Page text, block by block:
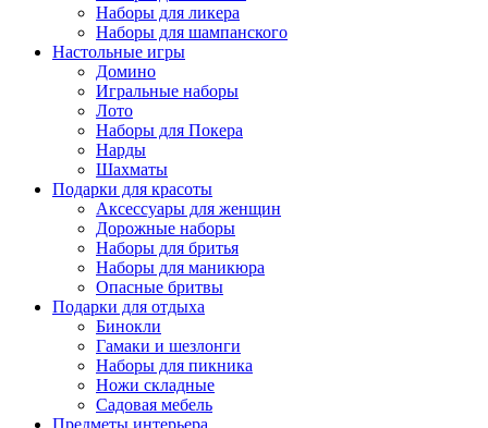
Наборы для ликера
Наборы для шампанского
Настольные игры
Домино
Игральные наборы
Лото
Наборы для Покера
Нарды
Шахматы
Подарки для красоты
Аксессуары для женщин
Дорожные наборы
Наборы для бритья
Наборы для маникюра
Опасные бритвы
Подарки для отдыха
Бинокли
Гамаки и шезлонги
Наборы для пикника
Ножи складные
Садовая мебель
Предметы интерьера